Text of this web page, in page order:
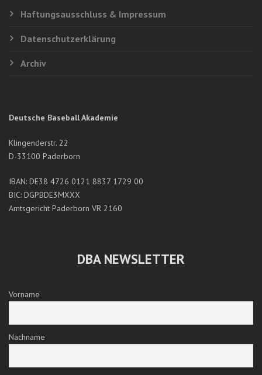
Haftungsausschluss & Impressum
Datenschutzerklärung
Archiv
Deutsche Baseball Akademie
Klingenderstr. 22
D-33100 Paderborn
IBAN: DE38 4726 0121 8837 1729 00
BIC: DGPBDE3MXXX
Amtsgericht Paderborn VR 2160
DBA NEWSLETTER
Vorname
Nachname